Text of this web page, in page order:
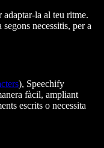
adaptar-la al teu ritme.
necessitis, per a
), Speechify
fàcil, ampliant
escrits o necessita